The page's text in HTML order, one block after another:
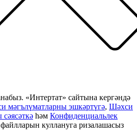
«Интертат» сайтына кергәндә
мәгълүматларны эшкәртүгә, Шәхси
һәм Конфиденциальлек
куллануга ризалашасыз